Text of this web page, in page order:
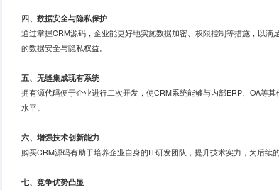
四、数据安全与隐私保护
通过掌握CRM源码，企业能更好地实施数据加密、权限控制等措施，以满
的数据安全与隐私权益。
五、无缝集成现有系统
拥有源代码便于企业进行二次开发，使CRM系统能够与内部ERP、OA等
水平。
六、增强技术创新能力
购买CRM源码有助于培养企业自身的IT研发团队，提升技术实力，为后续
七、竞争优势凸显